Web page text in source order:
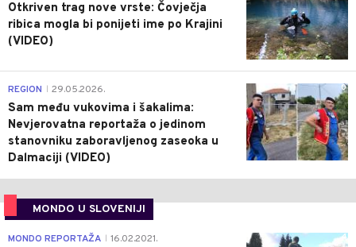
Otkriven trag nove vrste: Čovječja
ribica mogla bi ponijeti ime po Krajini
(VIDEO)
0
REGION 29.05.2026.
Sam među vukovima i šakalima:
Nevjerovatna reportaža o jedinom
stanovniku zaboravljenog zaseoka u
Dalmaciji (VIDEO)
MONDO U SLOVENIJI
4
MONDO REPORTAŽA 16.02.2021.